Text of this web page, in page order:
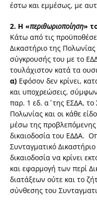
έστω και εμμέσως, με
2. Η «περιθωριοποίηση»
Κάτω από τις
Δικαστήριο της Πολωνίας
σύγκρουσής του με το
τουλάχιστον κατά τα
α) Εφόσον δεν κρίνει,
και υποχρεώσεις,
παρ. 1 εδ. α΄ της ΕΣΔΑ, το
Πολωνίας και οι κάθε
μέσω της
δικαιοδοσία του ΕΔΔΑ.
Συνταγματικό
δικαιοδοσία να κρίνει
και εφαρμογή των περί
διατάξεων ούτε και το
σύνθεσης του